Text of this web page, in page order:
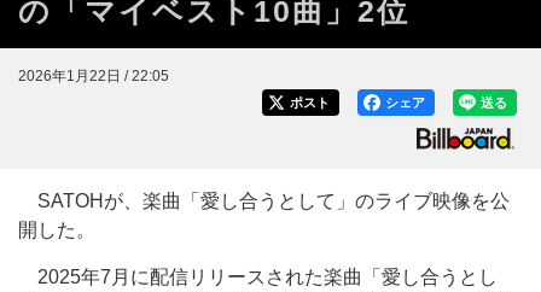
の「マイベスト10曲」2位
2026年1月22日 / 22:05
送る
シェア
ポスト
SATOHが、楽曲「愛し合うとして」のライブ映像を公
開した。
2025年7月に配信リリースされた楽曲「愛し合うとし